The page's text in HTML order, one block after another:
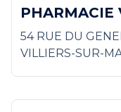
PHARMACIE
54 RUE DU
VILLIERS-SUR-